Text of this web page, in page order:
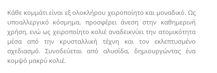
Κάθε κομμάτι είναι εξ ολοκλήρου χειροποίητο και μοναδικό. Ως
υποαλλεργικό κόσμημα, προσφέρει άνεση στην καθημερινή
χρήση, ενώ ως χειροποίητο κολιέ αναδεικνύει την ατομικότητα
μέσα από την κρυσταλλική τέχνη και τον εκλεπτυσμένο
σχεδιασμό. Συνοδεύεται από αλυσίδα, δημιουργώντας ένα
κομψό μακρύ κολιέ.